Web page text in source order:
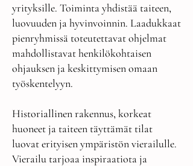
yrityksille. Toiminta yhdistää taiteen,
luovuuden ja hyvinvoinnin. Laadukkaat
pienryhmissä toteutettavat ohjelmat
mahdollistavat henkilökohtaisen
ohjauksen ja keskittymisen omaan
työskentelyyn.
Historiallinen rakennus, korkeat
huoneet ja taiteen täyttämät tilat
luovat erityisen ympäristön vierailulle.
Vierailu tarjoaa inspiraatiota ja